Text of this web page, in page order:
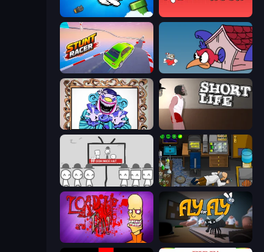
Honk
Stunt Racer Cuphead
Exhibit of Sorrows Short Life
We Become What We Behold Foreign Creature
Load Up and Kill Fly for Fly